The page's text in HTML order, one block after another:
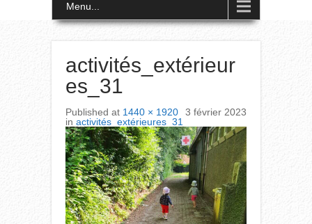
Menu...
activités_extérieur
es_31
Published 3 février 2023
at 1440 × 1920
in activités_extérieures_31